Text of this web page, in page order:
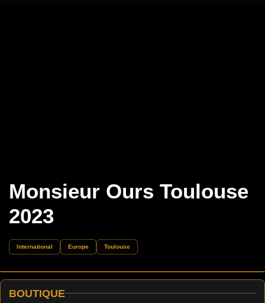
Monsieur Ours Toulouse
2023
International Europe Toulouse
BOUTIQUE